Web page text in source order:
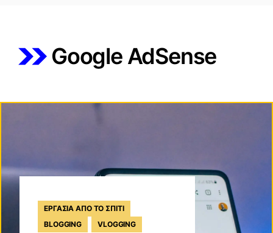
Google AdSense
ΕΡΓΑΣΊΑ ΑΠΌ ΤΟ ΣΠΊΤΙ
BLOGGING
VLOGGING